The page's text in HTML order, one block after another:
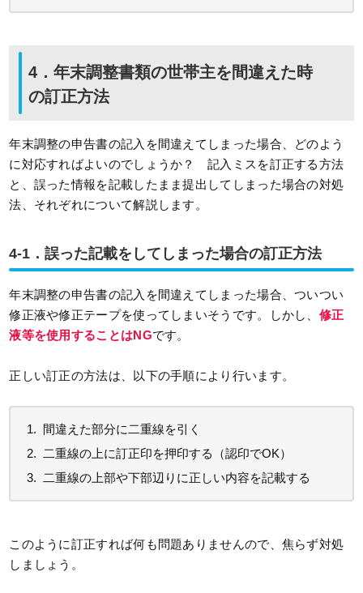
4．年末調整書類の世帯主を間違えた時
の訂正方法
年末調整の申告書の記入を間違えてしまった場合、どのよう
に対応すればよいのでしょうか？ 記入ミスを訂正する方法
と、誤った情報を記載したまま提出してしまった場合の対処
法、それぞれについて解説します。
4-1．誤った記載をしてしまった場合の訂正方法
年末調整の申告書の記入を間違えてしまった場合、ついつい
修正液や修正テープを使ってしまいそうです。しかし、 修正
液等を使用することはNGです。
正しい訂正の方法は、以下の手順により行います。
間違えた部分に二重線を引く
二重線の上に訂正印を押印する（認印でOK）
二重線の上部や下部辺りに正しい内容を記載する
このように訂正すれば何も問題ありませんので、焦らず対処
しましょう。